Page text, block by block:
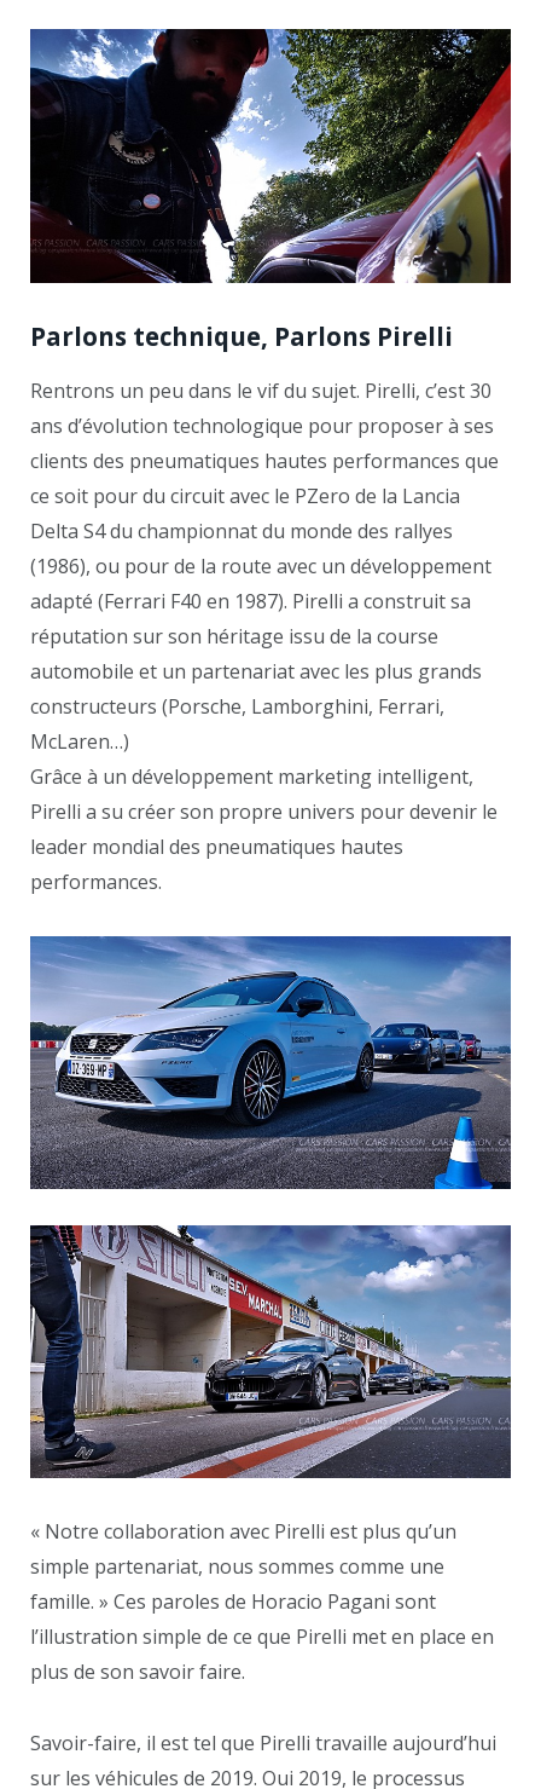
Parlons technique, Parlons Pirelli
Rentrons un peu dans le vif du sujet. Pirelli, c’est 30
ans d’évolution technologique pour proposer à ses
clients des pneumatiques hautes performances que
ce soit pour du circuit avec le PZero de la Lancia
Delta S4 du championnat du monde des rallyes
(1986), ou pour de la route avec un développement
adapté (Ferrari F40 en 1987). Pirelli a construit sa
réputation sur son héritage issu de la course
automobile et un partenariat avec les plus grands
constructeurs (Porsche, Lamborghini, Ferrari,
McLaren…)
Grâce à un développement marketing intelligent,
Pirelli a su créer son propre univers pour devenir le
leader mondial des pneumatiques hautes
performances.
« Notre collaboration avec Pirelli est plus qu’un
simple partenariat, nous sommes comme une
famille. » Ces paroles de Horacio Pagani sont
l’illustration simple de ce que Pirelli met en place en
plus de son savoir faire.
Savoir-faire, il est tel que Pirelli travaille aujourd’hui
sur les véhicules de 2019. Oui 2019, le processus